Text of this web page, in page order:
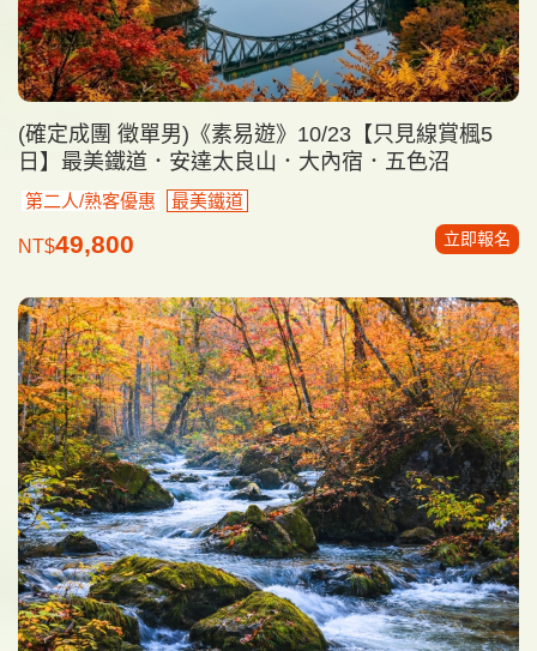
(確定成團 徵單男)《素易遊》10/23【只見線賞楓5
日】最美鐵道．安達太良山．大內宿．五色沼
第二人/熟客優惠 最美鐵道
NT$49,800 立即報名